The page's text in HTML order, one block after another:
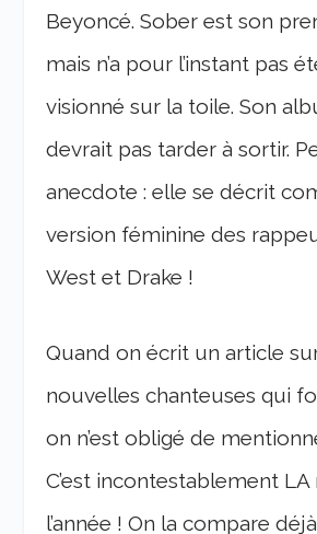
Beyoncé. Sober est son
mais n’a pour l’instant pas
visionné sur la toile. Son
devrait pas tarder à sortir.
anecdote : elle se décrit
version féminine des
West et Drake !
Quand on écrit un article
nouvelles chanteuses qui
on n’est obligé de
C’est incontestablement
l’année ! On la compare